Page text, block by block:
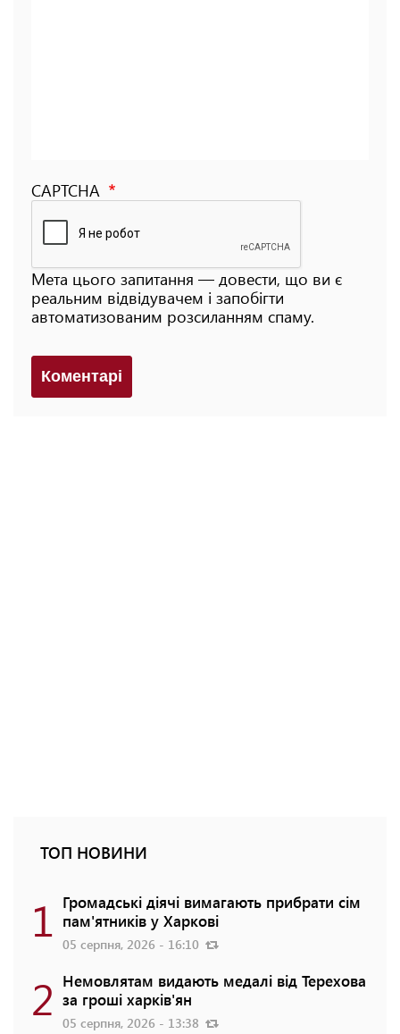
CAPTCHA
Мета цього запитання — довести, що ви є
реальним відвідувачем і запобігти
автоматизованим розсиланням спаму.
Коментарi
ТОП НОВИНИ
1 Громадські діячі вимагають прибрати сім
пам'ятників у Харкові
05 серпня, 2026 - 16:10
2 Немовлятам видають медалі від Терехова
за гроші харків'ян
05 серпня, 2026 - 13:38